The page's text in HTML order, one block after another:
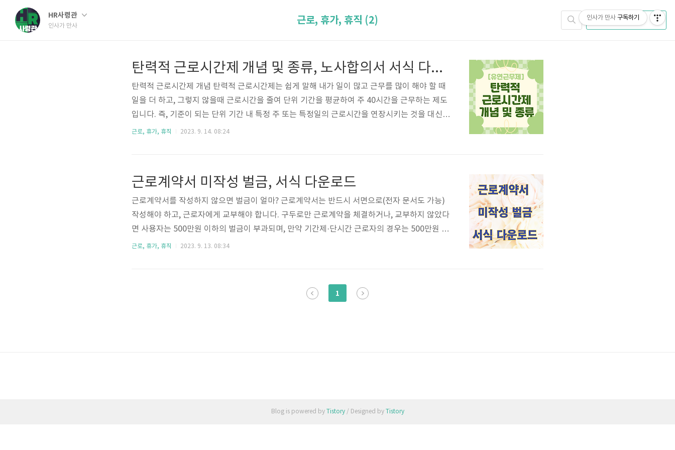
HR사령관
인사가 만사
CATEGORY
근로, 휴가, 휴직 (2)
탄력적 근로시간제 개념 및 종류, 노사합의서 서식 다운로드, 관련법령
탄력적 근로시간제 개념 탄력적 근로시간제는 쉽게 말해 내가 일이 많고 근무를 많이 해야 할 때
일을 더 하고, 그렇지 않을때 근로시간을 줄여 단위 기간을 평균하여 주 40시간을 근무하는 제도
입니다. 즉, 기준이 되는 단위 기간 내 특정 주 또는 특정일의 근로시간을 연장시키는 것을 대신하
여 다른 근로일의 근로시간을 줄이는 방식으로 단위 기간을 평균하여 1주 40시간을 근무하는 제
평균하여 1주 40시간을 초과한 시간 전부에 ..
근로, 휴가, 휴직 2023. 9. 14. 08:24
근로계약서 미작성 벌금, 서식 다운로드
근로계약서를 작성하지 않으면 벌금이 얼마? 근로계약서는 반드시 서면으로(전자 문서도 가능)
작성해야 하고, 근로자에게 교부해야 합니다. 구두로만 근로계약을 체결하거나, 교부하지 않았다
면 사용자는 500만원 이하의 벌금이 부과되며, 만약 기간제·단시간 근로자의 경우는 500만원 이
하의 과태료 처분을 받을 수 있습니다. 국내 자영업 종자사의 비중은 약 25%로 OECD 국가 중 6
는 경우들이 있습니다. 규모가 적어 가족경영으로 운영되는 영세한 자영업들도 있습니다만, 대부
분은 1명 이상의 인원을 고용하는 것이 대부분이죠. 여러 ..
근로, 휴가, 휴직 2023. 9. 13. 08:34
1
Blog is powered by Tistory/ Designed by Tistory
인사가 만사 구독하기